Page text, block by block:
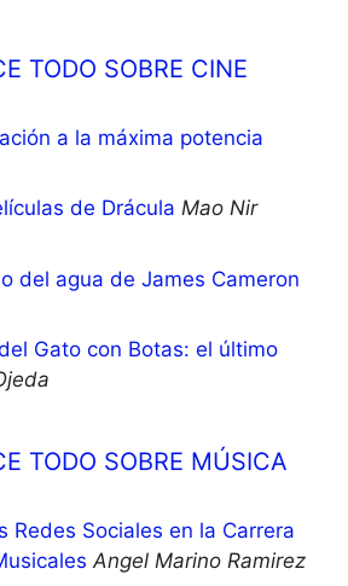
TODO SOBRE CINE
a la máxima potencia
de Drácula Mao Nir
del agua de James Cameron
Gato con Botas: el último
TODO SOBRE MÚSICA
Redes Sociales en la Carrera
Angel Marino Ramirez